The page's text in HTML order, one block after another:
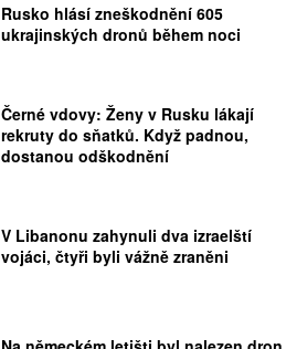
Rusko hlásí zneškodnění 605
ukrajinských dronů během noci
Černé vdovy: Ženy v Rusku lákají
rekruty do sňatků. Když padnou,
dostanou odškodnění
V Libanonu zahynuli dva izraelští
vojáci, čtyři byli vážně zraněni